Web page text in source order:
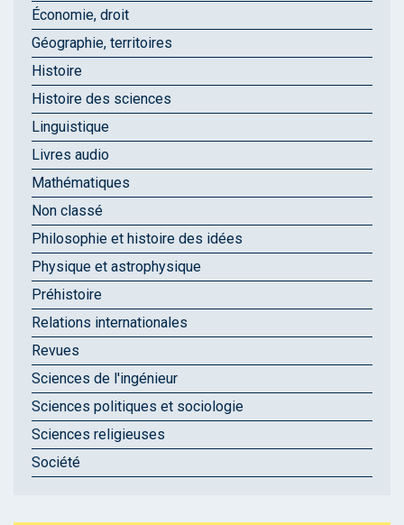
Économie, droit
Géographie, territoires
Histoire
Histoire des sciences
Linguistique
Livres audio
Mathématiques
Non classé
Philosophie et histoire des idées
Physique et astrophysique
Préhistoire
Relations internationales
Revues
Sciences de l'ingénieur
Sciences politiques et sociologie
Sciences religieuses
Société